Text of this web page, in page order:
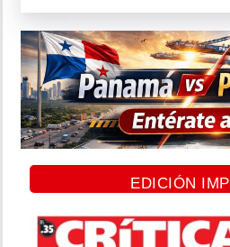
EDICIÓN